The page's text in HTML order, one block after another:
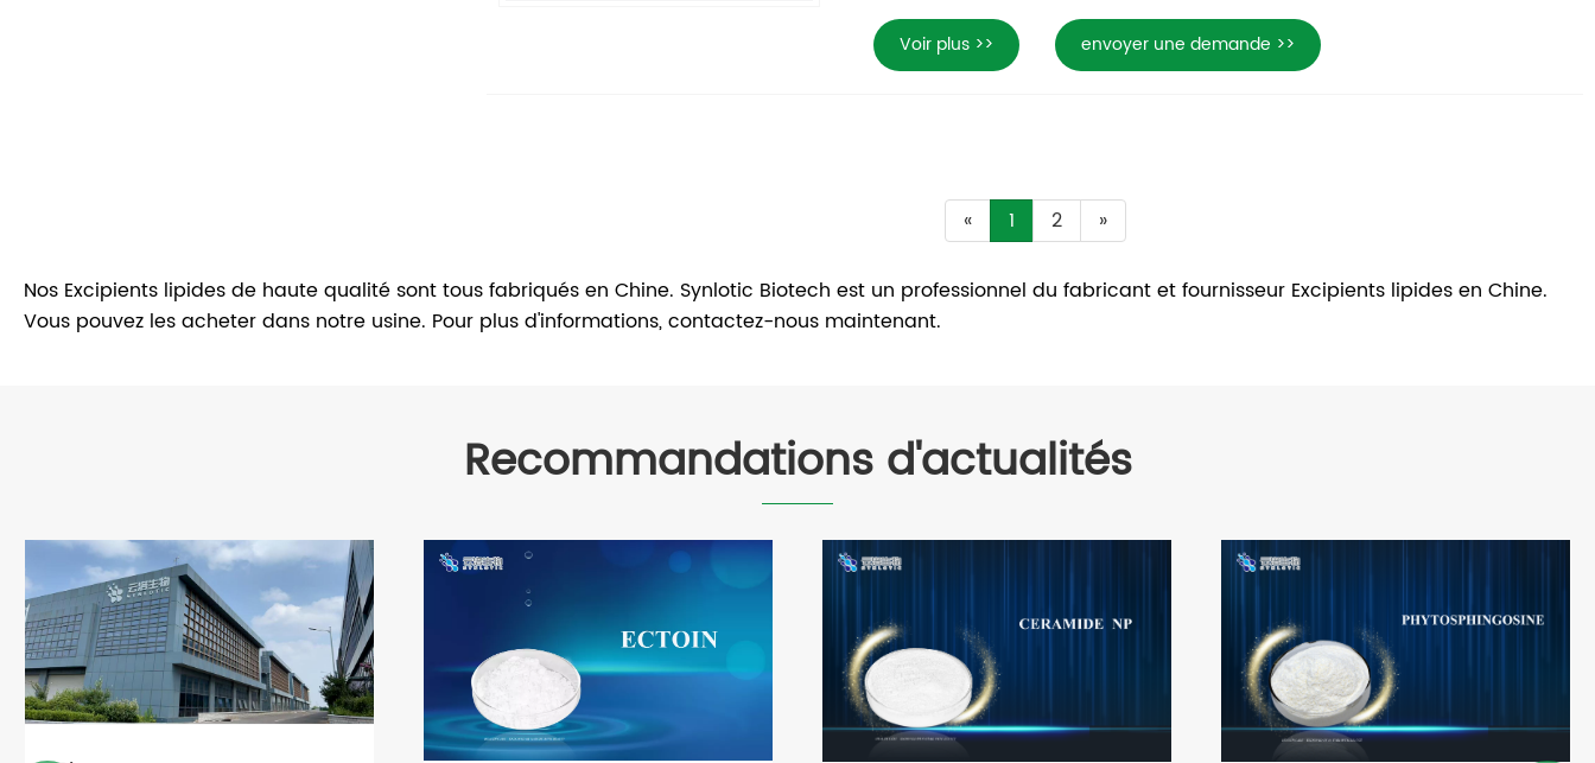
Voir plus >> envoyer une demande >>
« 1 2 »
Nos Excipients lipides de haute qualité sont tous fabriqués en Chine. Synlotic Biotech est un professionnel du fabricant et fournisseur Excipients lipides en Chine.
Vous pouvez les acheter dans notre usine. Pour plus d'informations, contactez-nous maintenant.
Recommandations d'actualités